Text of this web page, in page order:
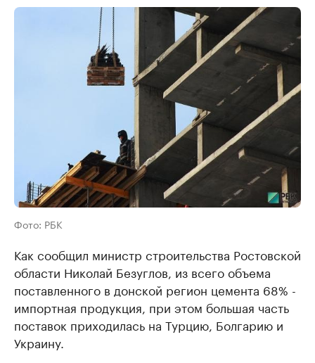
Фото: РБК
Как сообщил министр строительства Ростовской
области Николай Безуглов, из всего объема
поставленного в донской регион цемента 68% -
импортная продукция, при этом большая часть
поставок приходилась на Турцию, Болгарию и
Украину.